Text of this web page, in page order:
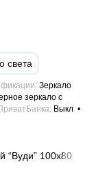
света
Зеркало
зеркало с
Выкл